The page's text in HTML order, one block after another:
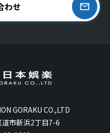
わせ
GORAKU CO.,LTD
市新浜2丁目7-6